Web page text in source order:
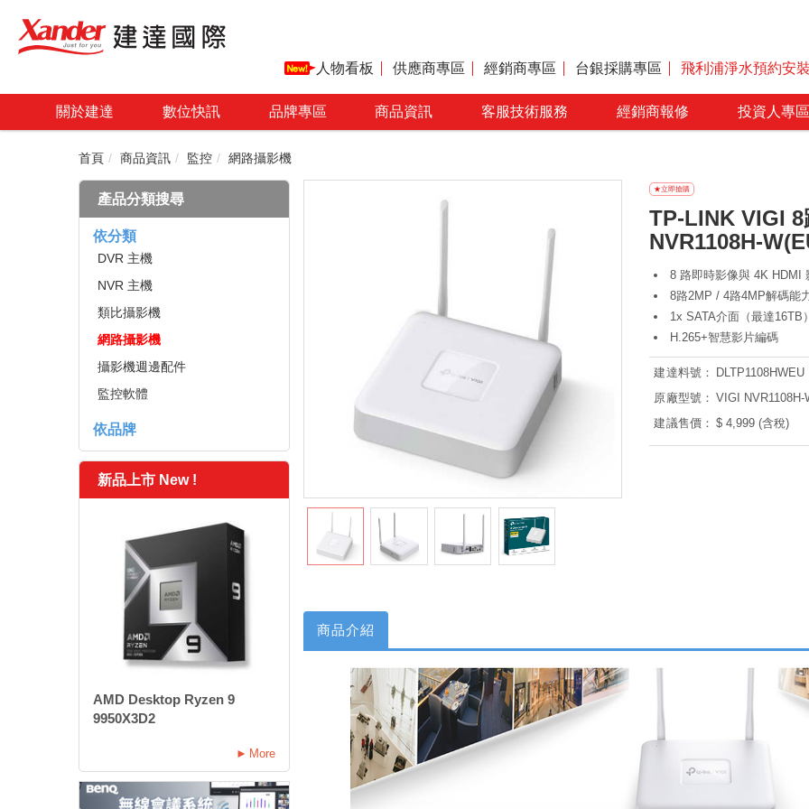
人物看板 供應商專區 經銷商專區 台銀採購專區 飛利浦淨水預約安
關於建達 數位快訊 品牌專區 商品資訊 客服技術服務 經銷商報修 投資人專區
首頁 商品資訊 監控 網路攝影機
產品分類搜尋
依分類
DVR 主機
NVR 主機
類比攝影機
網路攝影機
攝影機週邊配件
監控軟體
依品牌
新品上市 New !
AMD Desktop Ryzen 9
9950X3D2
More
TP-LINK VIGI
NVR1108H-
8 路即時影像與 4K HDMI
8路2MP / 4路4MP解碼能
1x SATA介面（最達16TB
H.265+智慧影片編碼
建達料號：
DLTP1108HWEU
原廠型號： VIGI NVR1108H-
建議售價： $ 4,999 (含稅)
商品介紹